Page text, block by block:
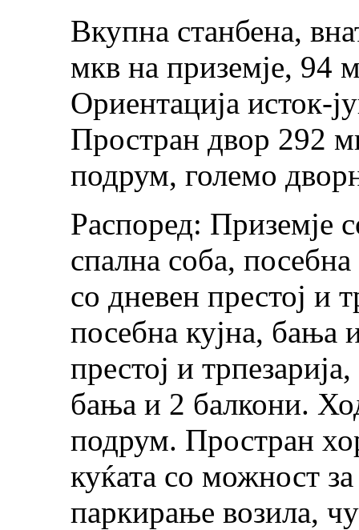
Вкупна станбена,
мкв на приземје, 94
Ориентација исток-
Простран двор 292
подрум, големо
Распоред: Приземје
спална соба,
со дневен престој и
посебна кујна, бања
престој и
бања и 2 балкони.
подрум. Простран
куќата со можност
паркирање возила,